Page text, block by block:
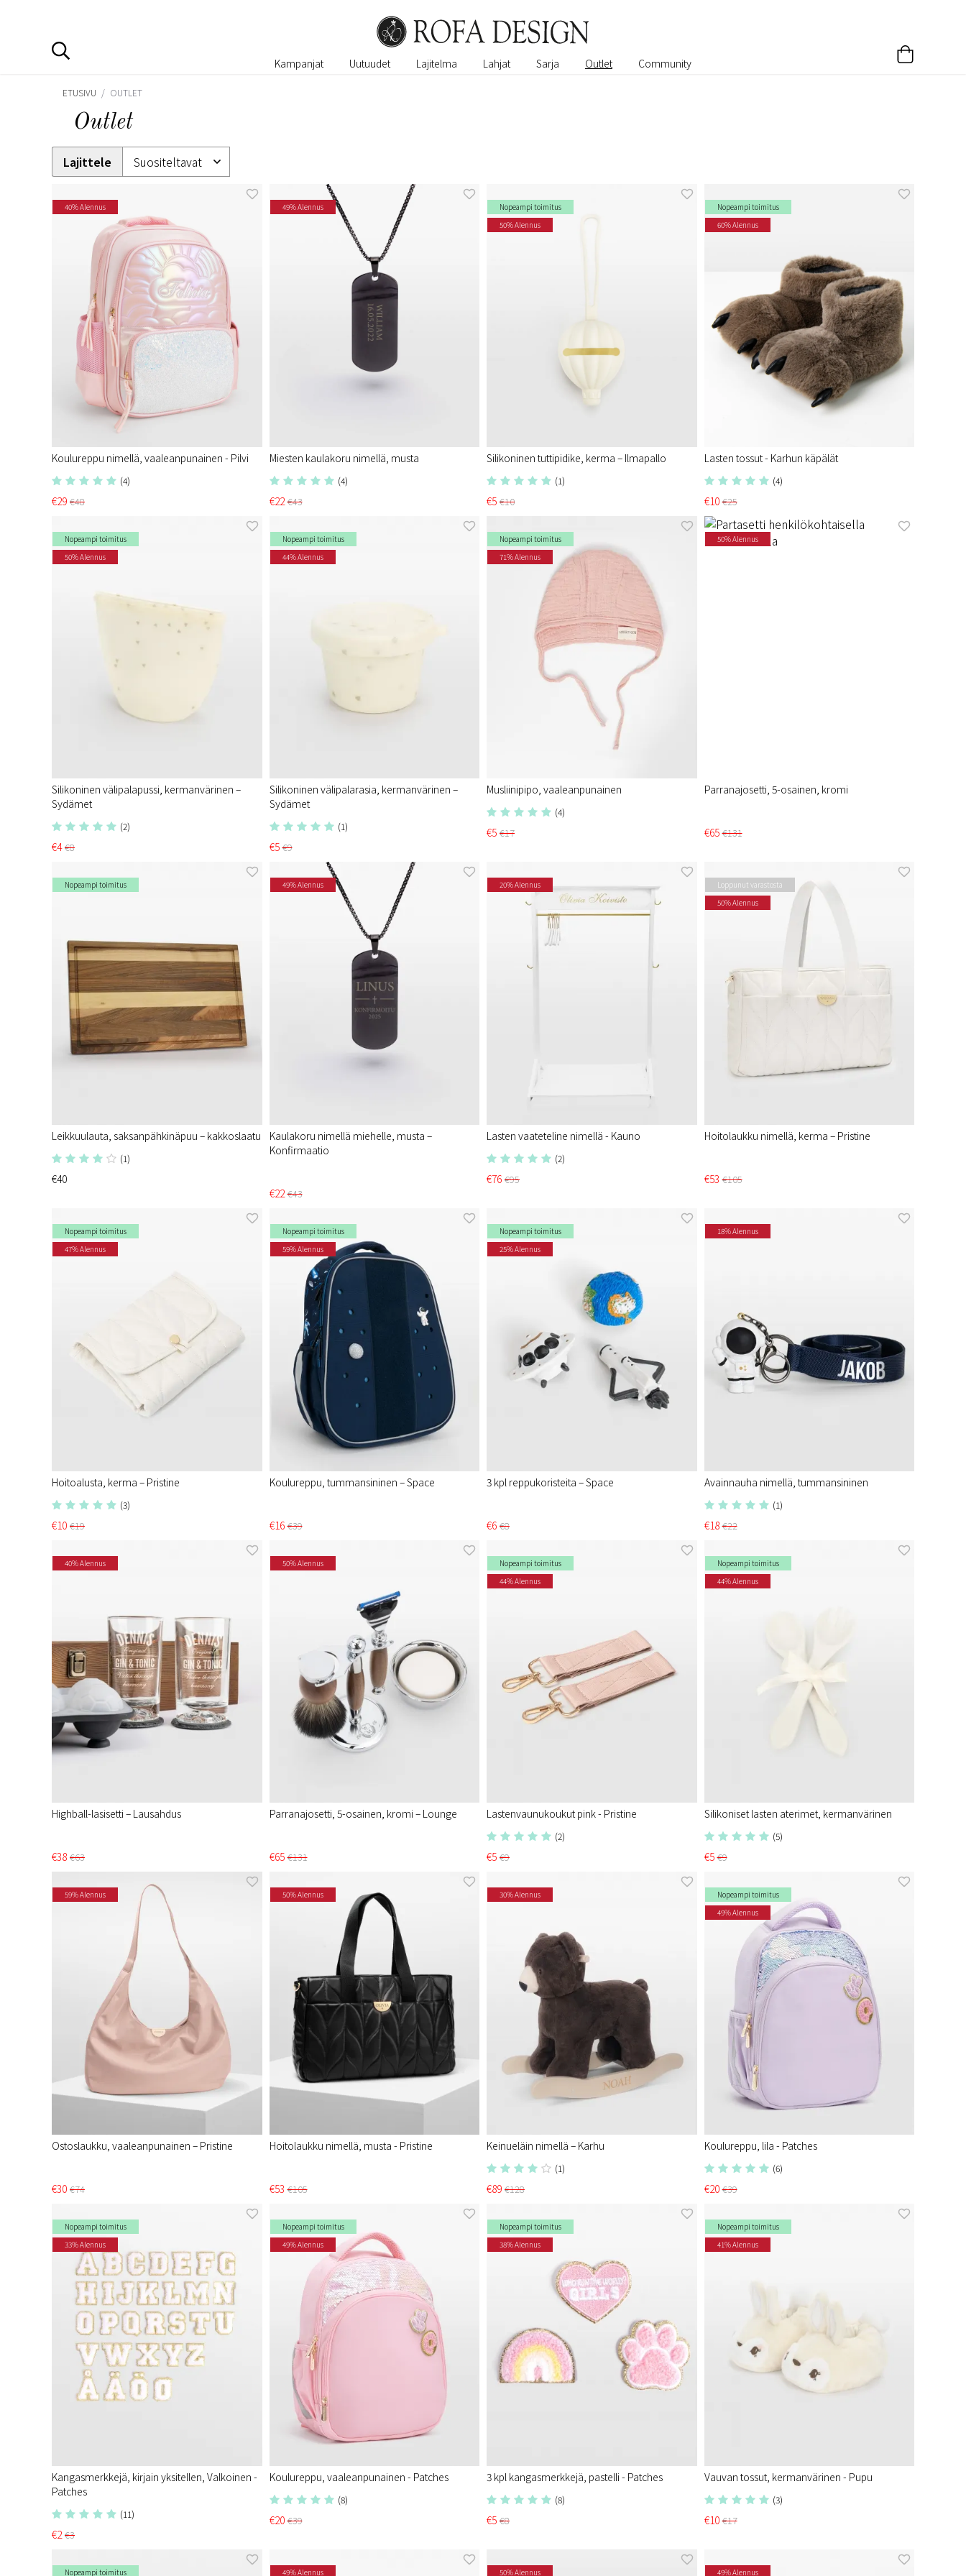
Kampanjat Uutuudet Lajitelma Lahjat Sarja Outlet Community
ETUSIVU / OUTLET
Outlet
Lajittele
40% Alennus
Koulureppu nimellä, vaaleanpunainen - Pilvi
(4)
€29 €48
49% Alennus
Miesten kaulakoru nimellä, musta
(4)
€22 €43
Nopeampi toimitus
50% Alennus
Silikoninen tuttipidike, kerma – Ilmapallo
(1)
€5 €10
Nopeampi toimitus
60% Alennus
Lasten tossut - Karhun käpälät
(4)
€10 €25
Nopeampi toimitus
50% Alennus
Silikoninen välipalapussi, kermanvärinen –
Sydämet
(2)
€4 €8
Nopeampi toimitus
44% Alennus
Silikoninen välipalarasia, kermanvärinen –
Sydämet
(1)
€5 €9
Nopeampi toimitus
71% Alennus
Musliinipipo, vaaleanpunainen
(4)
€5 €17
50% Alennus
Parranajosetti, 5-osainen, kromi
€65 €131
Nopeampi toimitus
Leikkuulauta, saksanpähkinäpuu – kakkoslaatu
(1)
€40
49% Alennus
Kaulakoru nimellä miehelle, musta –
Konfirmaatio
€22 €43
20% Alennus
Lasten vaateteline nimellä - Kauno
(2)
€76 €95
Loppunut varastosta
50% Alennus
Hoitolaukku nimellä, kerma – Pristine
€53 €105
Nopeampi toimitus
47% Alennus
Hoitoalusta, kerma – Pristine
(3)
€10 €19
Nopeampi toimitus
59% Alennus
Koulureppu, tummansininen – Space
€16 €39
Nopeampi toimitus
25% Alennus
3 kpl reppukoristeita – Space
€6 €8
18% Alennus
Avainnauha nimellä, tummansininen
(1)
€18 €22
40% Alennus
Highball-lasisetti – Lausahdus
€38 €63
50% Alennus
Parranajosetti, 5-osainen, kromi – Lounge
€65 €131
Nopeampi toimitus
44% Alennus
Lastenvaunukoukut pink - Pristine​
(2)
€5 €9
Nopeampi toimitus
44% Alennus
Silikoniset lasten aterimet, kermanvärinen
(5)
€5 €9
59% Alennus
Ostoslaukku, vaaleanpunainen – Pristine​
€30 €74
50% Alennus
Hoitolaukku nimellä, musta - Pristine​
€53 €105
30% Alennus
Keinueläin nimellä – Karhu
(1)
€89 €128
Nopeampi toimitus
49% Alennus
Koulureppu, lila - Patches
(6)
€20 €39
Nopeampi toimitus
33% Alennus
Kangasmerkkejä, kirjain yksitellen, Valkoinen -
Patches
(11)
€2 €3
Nopeampi toimitus
49% Alennus
Koulureppu, vaaleanpunainen - Patches
(8)
€20 €39
Nopeampi toimitus
38% Alennus
3 kpl kangasmerkkejä, pastelli - Patches
(8)
€5 €8
Nopeampi toimitus
41% Alennus
Vauvan tossut, kermanvärinen - Pupu
(3)
€10 €17
Nopeampi toimitus 49% Alennus 50% Alennus 49% Alennus